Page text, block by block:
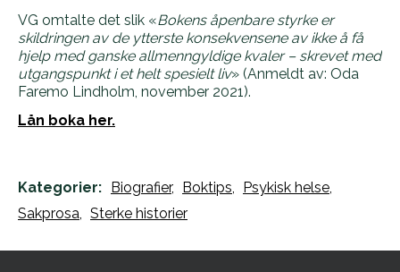
VG omtalte det slik «Bokens åpenbare styrke er
skildringen av de ytterste konsekvensene av ikke å få
hjelp med ganske allmenngyldige kvaler – skrevet med
utgangspunkt i et helt spesielt liv» (Anmeldt av: Oda
Faremo Lindholm, november 2021).
Lån boka her.
Kategorier: Biografier, Boktips,
Psykisk helse,
Sakprosa, Sterke historier